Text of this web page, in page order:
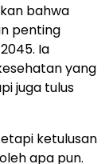
bahwa
penting
Ia
yang
juga tulus
ketulusan
apa pun.